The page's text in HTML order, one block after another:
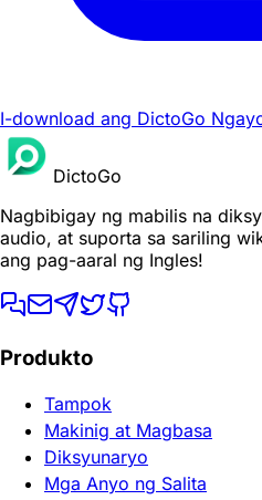
I-download ang DictoGo
DictoGo
Nagbibigay ng mabilis na
audio, at suporta sa sariling
ang pag-aaral ng Ingles!
Produkto
Tampok
Makinig at Magbasa
Diksyunaryo
Mga Anyo ng Salita